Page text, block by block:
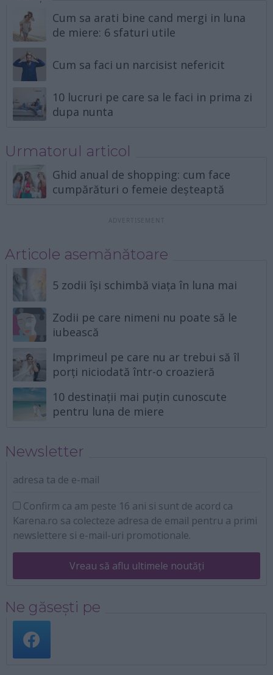
Cum sa arati bine cand mergi in luna
de miere: 6 sfaturi utile
Cum sa faci un narcisist nefericit
10 lucruri pe care sa le faci in prima zi
dupa nunta
Urmatorul articol
Ghid anual de shopping: cum face
cumpărături o femeie deșteaptă
Articole asemănătoare
5 zodii își schimbă viața în luna mai
Zodii pe care nimeni nu poate să le
iubească
Imprimeul pe care nu ar trebui să îl
porți niciodată într-o croazieră
10 destinații mai puțin cunoscute
pentru luna de miere
Newsletter
adresa ta de e-mail
Confirm ca am peste 16 ani si sunt de acord ca
Karena.ro sa colecteze adresa de email pentru a primi
newslettere si e-mail-uri promotionale.
Vreau să aflu ultimele noutăți
Ne găsești pe